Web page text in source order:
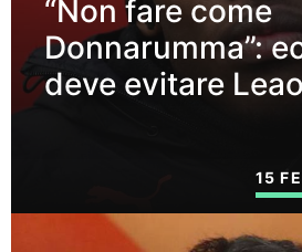
“Non fare come
Donnarumma”:
deve evitare Leao
15